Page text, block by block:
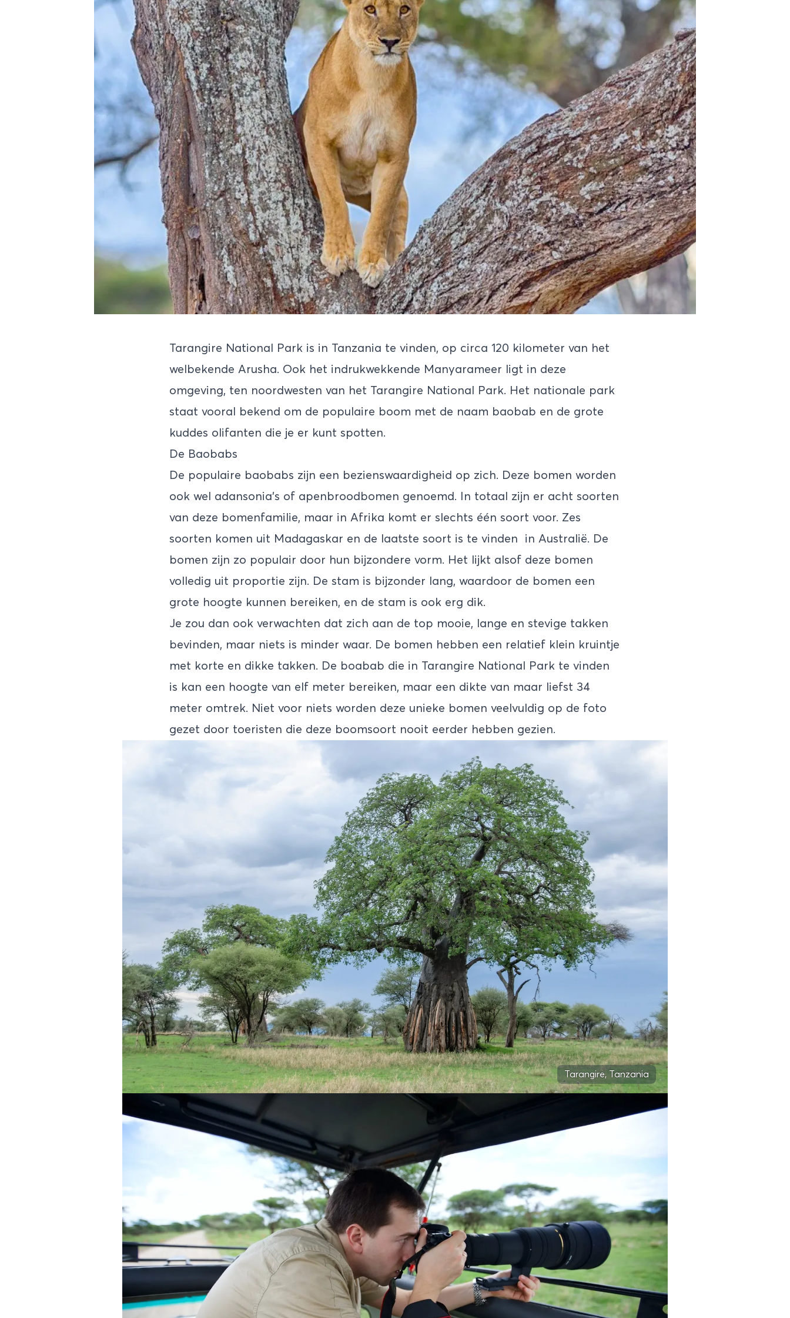
Tarangire National Park is in Tanzania te vinden, op circa 120 kilometer van het
welbekende Arusha. Ook het indrukwekkende Manyarameer ligt in deze
omgeving, ten noordwesten van het Tarangire National Park. Het nationale park
staat vooral bekend om de populaire boom met de naam baobab en de grote
kuddes olifanten die je er kunt spotten.
De Baobabs
De populaire baobabs zijn een bezienswaardigheid op zich. Deze bomen worden
ook wel adansonia’s of apenbroodbomen genoemd. In totaal zijn er acht soorten
van deze bomenfamilie, maar in Afrika komt er slechts één soort voor. Zes
soorten komen uit Madagaskar en de laatste soort is te vinden in Australië. De
bomen zijn zo populair door hun bijzondere vorm. Het lijkt alsof deze bomen
volledig uit proportie zijn. De stam is bijzonder lang, waardoor de bomen een
grote hoogte kunnen bereiken, en de stam is ook erg dik.
Je zou dan ook verwachten dat zich aan de top mooie, lange en stevige takken
bevinden, maar niets is minder waar. De bomen hebben een relatief klein kruintje
met korte en dikke takken. De boabab die in Tarangire National Park te vinden
is kan een hoogte van elf meter bereiken, maar een dikte van maar liefst 34
meter omtrek. Niet voor niets worden deze unieke bomen veelvuldig op de foto
gezet door toeristen die deze boomsoort nooit eerder hebben gezien.
Tarangire, Tanzania